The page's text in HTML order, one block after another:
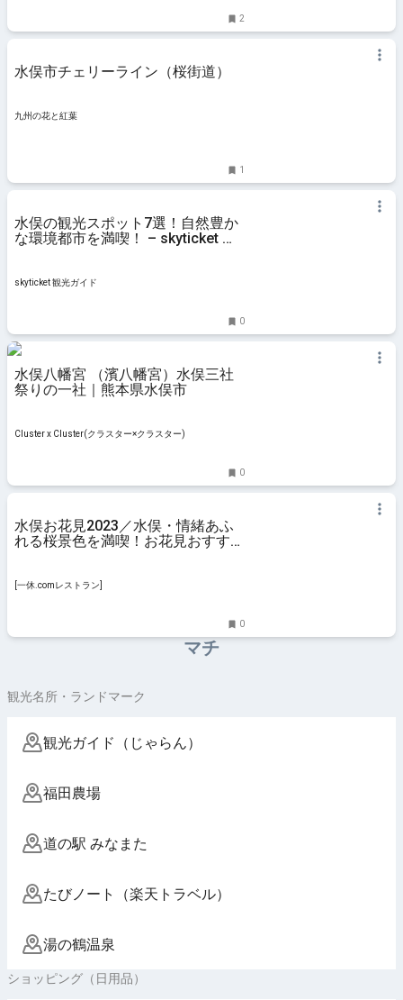
2
水俣市チェリーライン（桜街道）
九州の花と紅葉
1
水俣の観光スポット7選！自然豊か
な環境都市を満喫！ – skyticket 観
skyticket 観光ガイド
0
水俣八幡宮 （濱八幡宮）水俣三社
祭りの一社｜熊本県水俣市
Cluster x Cluster(クラスター×クラスター)
0
水俣お花見2023／水俣・情緒あふ
れる桜景色を満喫！お花見おすすめ
[一休.comレストラン]
0
マチ
観光名所・ランドマーク
観光ガイド（じゃらん）
福田農場
道の駅 みなまた
たびノート（楽天トラベル）
湯の鶴温泉
ショッピング（日用品）